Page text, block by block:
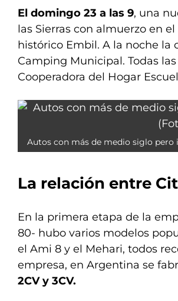
El domingo 23 a las 9, una
las Sierras con almuerzo en
histórico Embil. A la noche la
Camping Municipal. Todas
Cooperadora del Hogar
Autos con más de medio siglo pero
La relación entre
En la primera etapa de la
80- hubo varios modelos
el Ami 8 y el Mehari, todos
empresa, en Argentina se
2CV y 3CV.